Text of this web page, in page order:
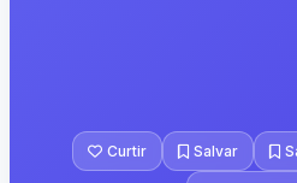
Curtir Salvar